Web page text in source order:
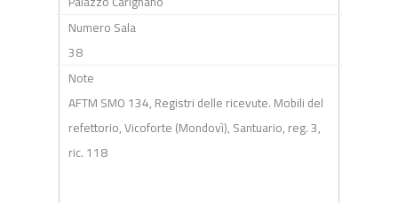
Numero Sala
38
Note
AFTM SMO 134, Registri delle ricevute. Mobili del
refettorio, Vicoforte (Mondovì), Santuario, reg. 3,
ric. 118